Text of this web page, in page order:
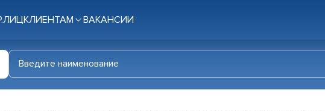
КЛИЕНТАМ ВАКАНСИИ